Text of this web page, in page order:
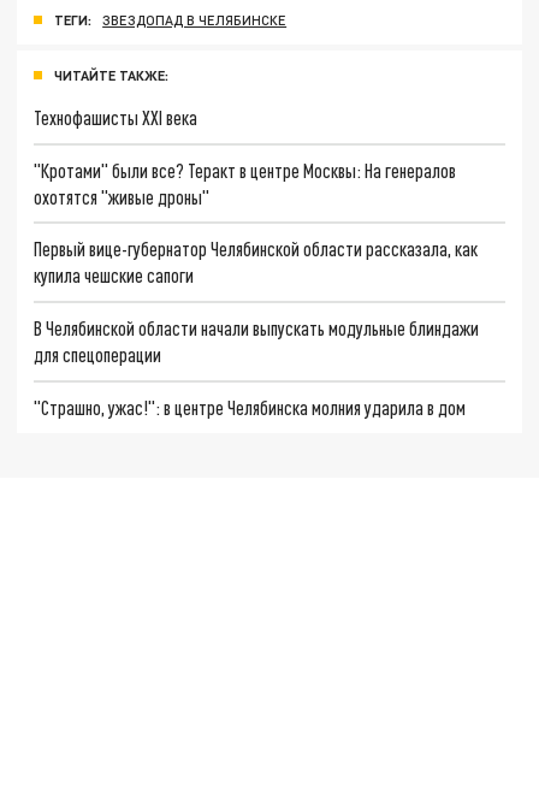
ТЕГИ: ЗВЕЗДОПАД В ЧЕЛЯБИНСКЕ
ЧИТАЙТЕ ТАКЖЕ:
Технофашисты XXI века
"Кротами" были все? Теракт в центре Москвы: На генералов
охотятся "живые дроны"
Первый вице-губернатор Челябинской области рассказала, как
купила чешские сапоги
В Челябинской области начали выпускать модульные блиндажи
для спецоперации
"Страшно, ужас!": в центре Челябинска молния ударила в дом